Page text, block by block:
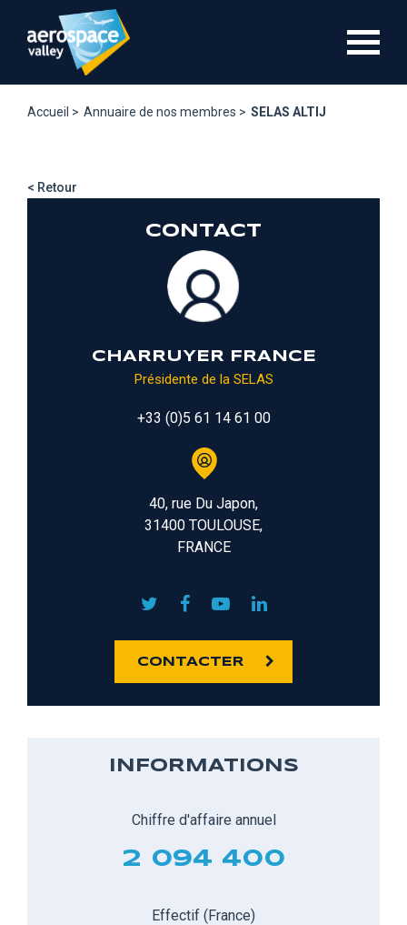
contenu
Accueil > Annuaire de nos membres > SELAS ALTIJ
< Retour
CONTACT
CHARRUYER FRANCE
Présidente de la SELAS
+33 (0)5 61 14 61 00
40, rue Du Japon,
31400 TOULOUSE,
FRANCE
CONTACTER
INFORMATIONS
Chiffre d'affaire annuel
2 094 400
Effectif (France)